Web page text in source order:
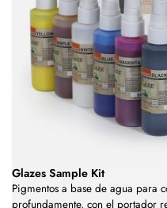
Glazes Sample Kit
Pigmentos a base de agua para
profundamente, con el portador